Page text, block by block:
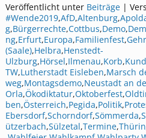
Veröffentlicht unter Beiträge|
#Wende2019,AfD,Altenburg,
g,Bürgerrechte,Cottbus,Demo,
ng,Erfurt,Europa,Familienfest,
(Saale),Helbra,Henstedt-
Ulzburg,Hörsel,Ilmenau,Korb,
TW,Lutherstadt Eisleben,Marsch
weg,Montagsdemo,Neustadt an
Orla,Ökodiktatur,Oktoberfest,
ben,Österreich,Pegida,Politik,
Ebersdorf,Schorndorf,Sömmerda,
ützerbach,Sülzetal,Termine,